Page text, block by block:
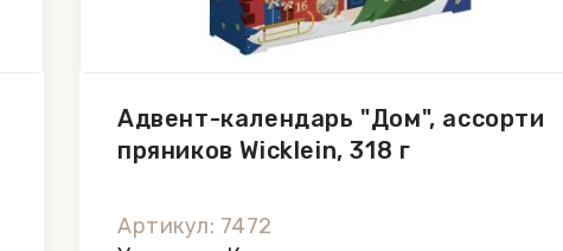
Адвент-календарь "Дом", ассорти
пряников Wicklein, 318 г
Артикул: 7472